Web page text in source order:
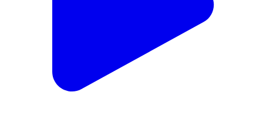
కర్నూలు: కర్నూల్ నగరంలో సిపిఐ నిరసన